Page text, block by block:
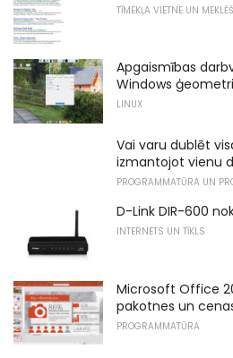
TĪMEKĻA VIETNE UN
Apgaismības
Windows
LINUX
Vai varu dublēt
izmantojot vienu
PROGRAMMATŪRA UN
D-Link DIR-600
INTERNETS UN TĪKLS
Microsoft Office
pakotnes un
PROGRAMMATŪRA